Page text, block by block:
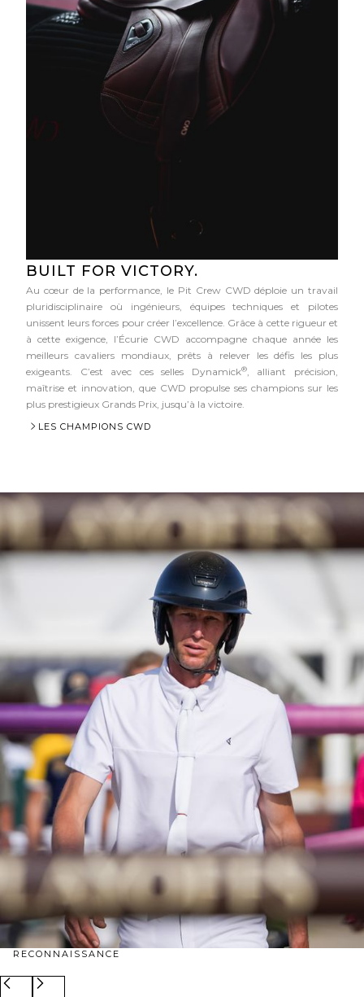
BUILT FOR VICTORY.
Au cœur de la performance, le Pit Crew CWD déploie un travail
pluridisciplinaire où ingénieurs, équipes techniques et pilotes
unissent leurs forces pour créer l’excellence. Grâce à cette rigueur et
à cette exigence, l’Écurie CWD accompagne chaque année les
meilleurs cavaliers mondiaux, prêts à relever les défis les plus
exigeants. C’est avec ces selles Dynamick®, alliant précision,
maîtrise et innovation, que CWD propulse ses champions sur les
plus prestigieux Grands Prix, jusqu’à la victoire.
LES CHAMPIONS CWD
RECONNAISSANCE